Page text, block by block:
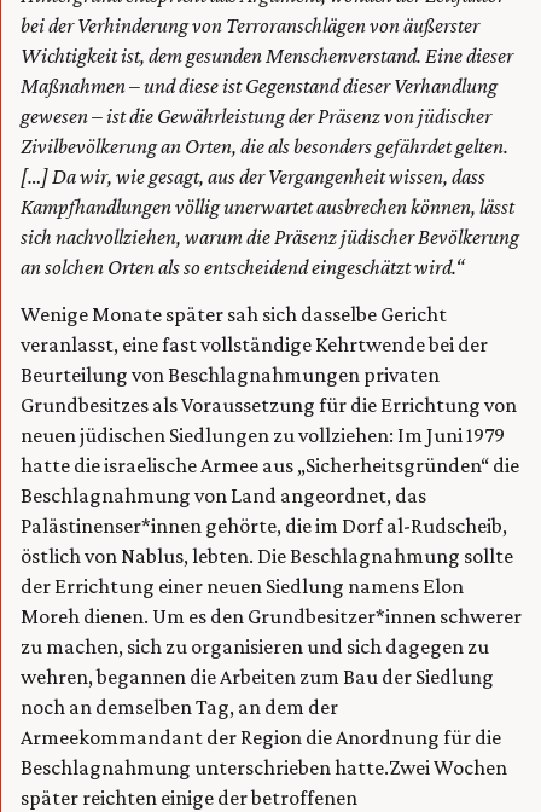
bei der Verhinderung von Terroranschlägen von äußerster
Wichtigkeit ist, dem gesunden Menschenverstand. Eine dieser
Maßnahmen – und diese ist Gegenstand dieser Verhandlung
gewesen – ist die Gewährleistung der Präsenz von jüdischer
Zivilbevölkerung an Orten, die als besonders gefährdet gelten.
[…] Da wir, wie gesagt, aus der Vergangenheit wissen, dass
Kampfhandlungen völlig unerwartet ausbrechen können, lässt
sich nachvollziehen, warum die Präsenz jüdischer Bevölkerung
an solchen Orten als so entscheidend eingeschätzt wird.“
Wenige Monate später sah sich dasselbe Gericht
veranlasst, eine fast vollständige Kehrtwende bei der
Beurteilung von Beschlagnahmungen privaten
Grundbesitzes als Voraussetzung für die Errichtung von
neuen jüdischen Siedlungen zu vollziehen: Im Juni 1979
hatte die israelische Armee aus „Sicherheitsgründen“ die
Beschlagnahmung von Land angeordnet, das
Palästinenser*innen gehörte, die im Dorf al-Rudscheib,
östlich von Nablus, lebten. Die Beschlagnahmung sollte
der Errichtung einer neuen Siedlung namens Elon
Moreh dienen. Um es den Grundbesitzer*innen schwerer
zu machen, sich zu organisieren und sich dagegen zu
wehren, begannen die Arbeiten zum Bau der Siedlung
noch an demselben Tag, an dem der
Armeekommandant der Region die Anordnung für die
Beschlagnahmung unterschrieben hatte.Zwei Wochen
später reichten einige der betroffenen